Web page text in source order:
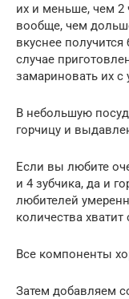
их и меньше, чем 2
вообще, чем
вкуснее
случае
замариновать их с
В небольшую
горчицу и
Если вы любите
и 4 зубчика, да и
любителей
количества хватит
Все компоненты
Затем добавляем